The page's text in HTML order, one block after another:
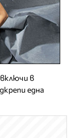
в
една